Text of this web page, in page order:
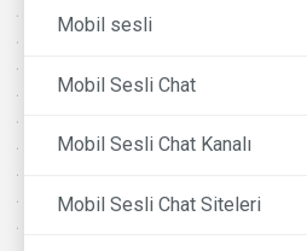
Mobil sesli
Mobil Sesli Chat
Mobil Sesli Chat Kanalı
Mobil Sesli Chat Siteleri